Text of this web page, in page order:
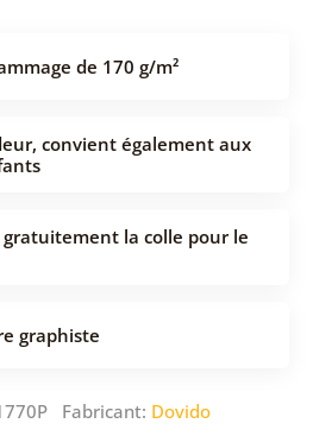
de 170 g/m²
convient également aux
gratuitement la colle pour le
graphiste
Fabricant: Dovido